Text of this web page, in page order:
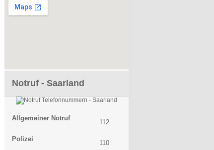
Notruf - Saarland
Allgemeiner Notruf
112
Polizei
110